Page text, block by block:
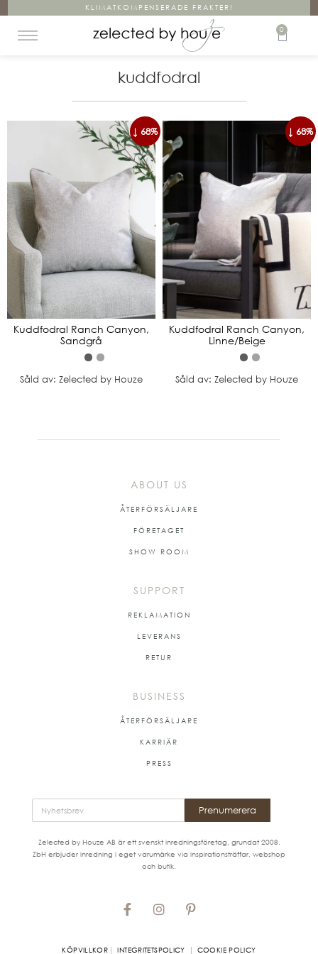
KLIMATKOMPENSERADE FRAKTER!
0
kuddfodral
↓ 68%
Kuddfodral Ranch Canyon,
Sandgrå
Såld av: Zelected by Houze
↓ 68%
Kuddfodral Ranch Canyon,
Linne/Beige
Såld av: Zelected by Houze
ABOUT US
ÅTERFÖRSÄLJARE
FÖRETAGET
SHOW ROOM
SUPPORT
REKLAMATION
LEVERANS
RETUR
BUSINESS
ÅTERFÖRSÄLJARE
KARRIÄR
PRESS
Prenumerera
Zelected by Houze AB är ett svenskt inredningsföretag, grundat 2008.
ZbH erbjuder inredning i eget varumärke via inspirationsträffar, webshop
och butik.
KÖPVILLKOR |INTEGRITETSPOLICY | COOKIE POLICY